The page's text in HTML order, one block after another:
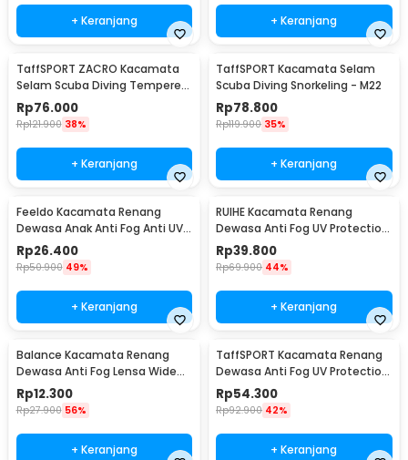
+ Keranjang + Keranjang
TaffSPORT ZACRO Kacamata
Selam Scuba Diving Tempered
Glass - 502
Rp76.000
Rp121.900 38%
+ Keranjang
TaffSPORT Kacamata Selam
Scuba Diving Snorkeling - M22
Rp78.800
Rp119.900 35%
+ Keranjang
Feeldo Kacamata Renang
Dewasa Anak Anti Fog Anti UV
Strap Adjustable - TL100
Rp26.400
Rp50.900 49%
+ Keranjang
RUIHE Kacamata Renang
Dewasa Anti Fog UV Protection
Lensa Panoramic - 9200
Rp39.800
Rp69.900 44%
+ Keranjang
Balance Kacamata Renang
Dewasa Anti Fog Lensa Wide
Vision Earplug - 826
Rp12.300
Rp27.900 56%
+ Keranjang
TaffSPORT Kacamata Renang
Dewasa Anti Fog UV Protection
Big Frame - YY-1715
Rp54.300
Rp92.900 42%
+ Keranjang